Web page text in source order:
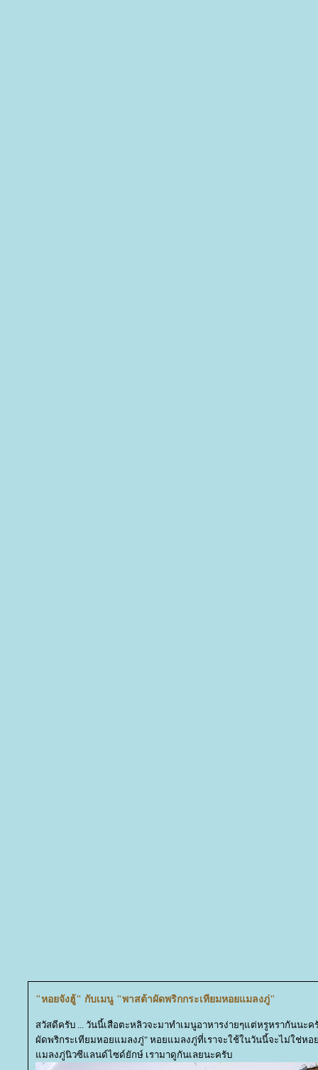
"หอยจังฮู้" กับเมนู "พาสต้าผัดพริกกระเทียมหอยแมลงภู่"
สวัสดีครับ ... วันนี้เสือตะหลิวจะมาทำเมนูอาหารง่ายๆแต่หรูหรากันนะ
ผัดพริกระเทียมหอยแมลงภู่" หอยแมลงภู่ที่เราจะใช้ในวันนี้จะไม่ใช่ห
มลงภู่นิวซีแลนด์ไซด์ยักษ์ เรามาดูกันเลยนะครับ